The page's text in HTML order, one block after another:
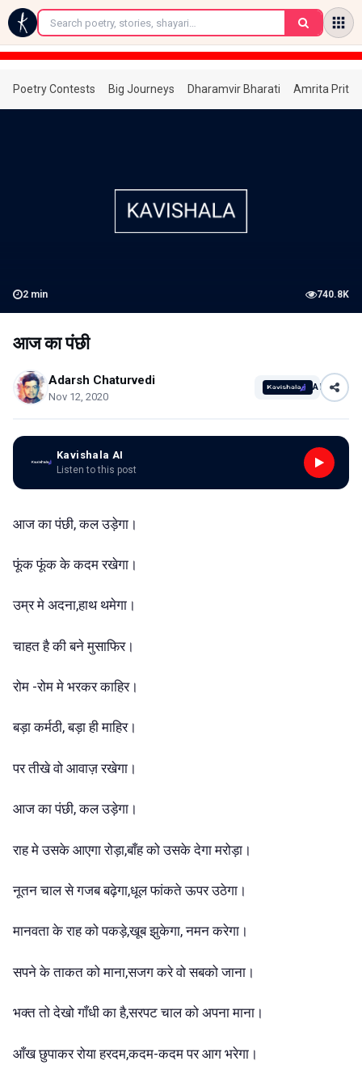
←
Poetry Contests Big Journeys Dharamvir Bharati Amrita
2 min 740.8K
आज का पंछी
Adarsh Chaturvedi
Nov 12, 2020
AI
Kavishala AI
Listen to this post
आज का पंछी, कल उड़ेगा।
फूंक फूंक के कदम रखेगा।
उम्र मे अदना,हाथ थमेगा।
चाहत है की बने मुसाफिर।
रोम -रोम मे भरकर काहिर।
बड़ा कर्मठी, बड़ा ही माहिर।
पर तीखे वो आवाज़ रखेगा।
आज का पंछी, कल उड़ेगा।
राह मे उसके आएगा रोड़ा,बाँह को उसके देगा मरोड़ा।
नूतन चाल से गजब बढ़ेगा,धूल फांकते ऊपर उठेगा।
मानवता के राह को पकड़े,खूब झुकेगा, नमन करेगा।
सपने के ताकत को माना,सजग करे वो सबको जाना।
भक्त तो देखो गाँधी का है,सरपट चाल को अपना माना।
आँख छुपाकर रोया हरदम,कदम-कदम पर आग भरेगा।